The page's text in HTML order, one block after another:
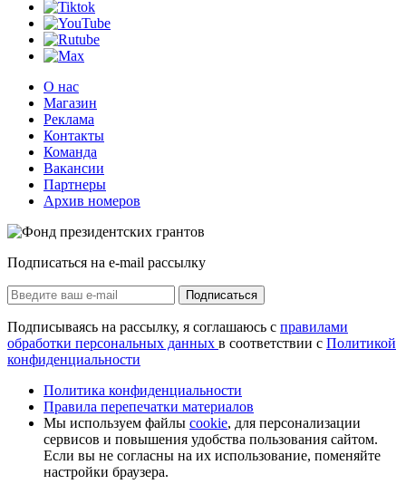
О нас
Магазин
Реклама
Контакты
Команда
Вакансии
Партнеры
Архив номеров
Подписаться на e-mail рассылку
Подписаться
Подписываясь на рассылку, я соглашаюсь с правилами
обработки персональных данных в соответствии с Политикой
конфиденциальности
Политика конфиденциальности
Правила перепечатки материалов
Мы используем файлы cookie, для персонализации
сервисов и повышения удобства пользования сайтом.
Если вы не согласны на их использование, поменяйте
настройки браузера.